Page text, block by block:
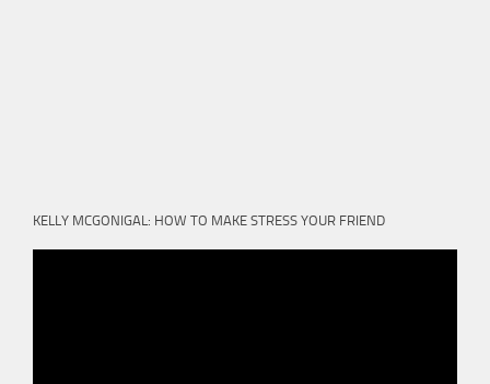
KELLY MCGONIGAL: HOW TO MAKE STRESS YOUR FRIEND